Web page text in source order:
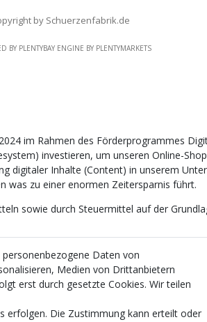
by Schuerzenfabrik.de
BY PLENTYBAYENGINE BY PLENTYMARKETS
im Rahmen des Förderprogrammes
investieren, um unseren Online-
Inhalte (Content) in unserem
was zu einer enormen Zeitersparnis führt.
sowie durch Steuermittel auf der
Daten von
Medien von Drittanbietern
erst durch gesetzte Cookies. Wir teilen
erfolgen. Die Zustimmung kann erteilt oder